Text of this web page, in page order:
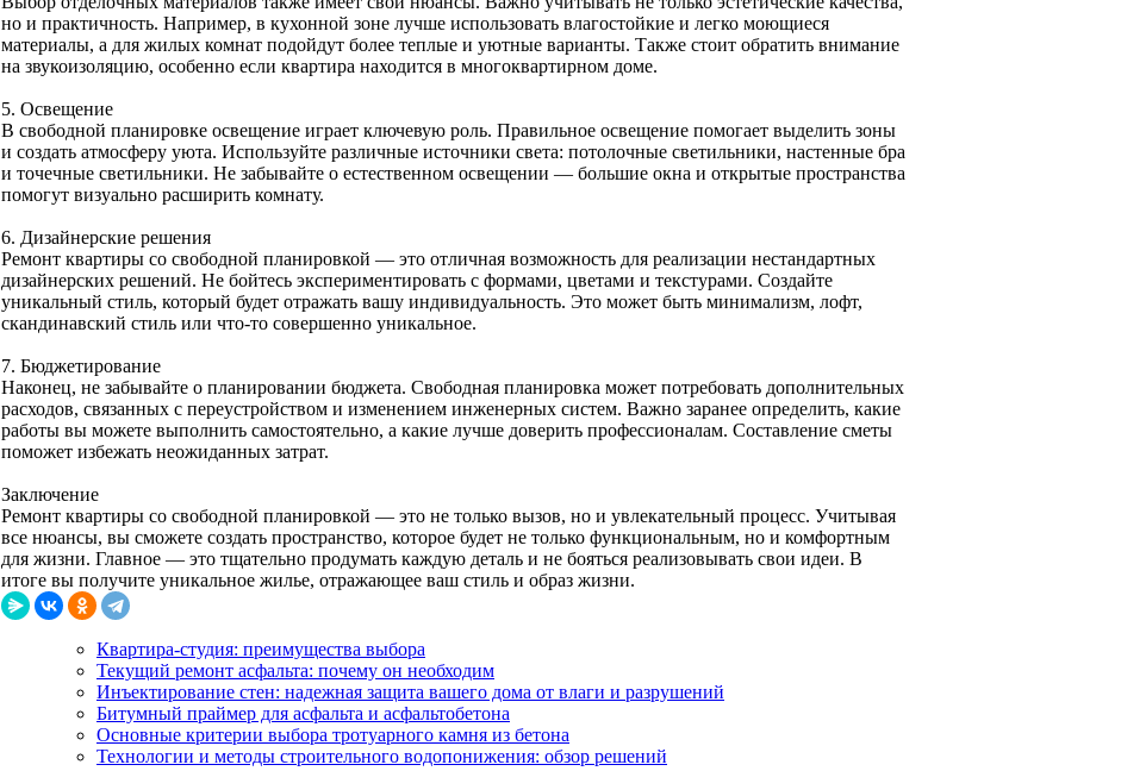
но и практичность. Например, в кухонной зоне лучше использовать влагостойкие и легко моющиеся
материалы, а для жилых комнат подойдут более теплые и уютные варианты. Также стоит обратить внимание
на звукоизоляцию, особенно если квартира находится в многоквартирном доме.
5. Освещение
В свободной планировке освещение играет ключевую роль. Правильное освещение помогает выделить зоны
и создать атмосферу уюта. Используйте различные источники света: потолочные светильники, настенные бра
и точечные светильники. Не забывайте о естественном освещении — большие окна и открытые пространства
помогут визуально расширить комнату.
6. Дизайнерские решения
Ремонт квартиры со свободной планировкой — это отличная возможность для реализации нестандартных
дизайнерских решений. Не бойтесь экспериментировать с формами, цветами и текстурами. Создайте
уникальный стиль, который будет отражать вашу индивидуальность. Это может быть минимализм, лофт,
скандинавский стиль или что-то совершенно уникальное.
7. Бюджетирование
Наконец, не забывайте о планировании бюджета. Свободная планировка может потребовать дополнительных
расходов, связанных с переустройством и изменением инженерных систем. Важно заранее определить, какие
работы вы можете выполнить самостоятельно, а какие лучше доверить профессионалам. Составление сметы
поможет избежать неожиданных затрат.
Заключение
Ремонт квартиры со свободной планировкой — это не только вызов, но и увлекательный процесс. Учитывая
все нюансы, вы сможете создать пространство, которое будет не только функциональным, но и комфортным
для жизни. Главное — это тщательно продумать каждую деталь и не бояться реализовывать свои идеи. В
итоге вы получите уникальное жилье, отражающее ваш стиль и образ жизни.
Квартира-студия: преимущества выбора
Текущий ремонт асфальта: почему он необходим
Инъектирование стен: надежная защита вашего дома от влаги и разрушений
Битумный праймер для асфальта и асфальтобетона
Основные критерии выбора тротуарного камня из бетона
Технологии и методы строительного водопонижения: обзор решений